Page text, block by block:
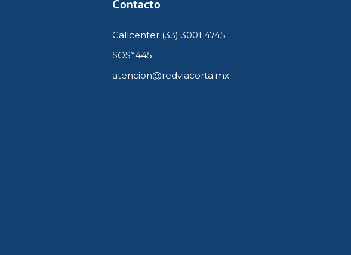
Contacto
Callcenter (33) 3001 4745
SOS*445
atencion@redviacorta.mx